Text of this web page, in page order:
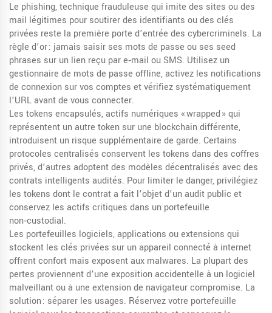
Le phishing,technique frauduleuse qui imite des sites ou des
mail légitimes pour soutirer des identifiants ou des clés
privées reste la première porte d’entrée des cybercriminels. La
règle d’or : jamais saisir ses mots de passe ou ses seed
phrases sur un lien reçu par e‑mail ou SMS. Utilisez un
gestionnaire de mots de passe offline, activez les notifications
de connexion sur vos comptes et vérifiez systématiquement
l’URL avant de vous connecter.
Les tokens encapsulés,actifs numériques « wrapped » qui
représentent un autre token sur une blockchain différente,
introduisent un risque supplémentaire de garde. Certains
protocoles centralisés conservent les tokens dans des coffres
privés, d’autres adoptent des modèles décentralisés avec des
contrats intelligents audités. Pour limiter le danger, privilégiez
les tokens dont le contrat a fait l’objet d’un audit public et
conservez les actifs critiques dans un portefeuille
non‑custodial.
Les portefeuilles logiciels,applications ou extensions qui
stockent les clés privées sur un appareil connecté à internet
offrent confort mais exposent aux malwares. La plupart des
pertes proviennent d’une exposition accidentelle à un logiciel
malveillant ou à une extension de navigateur compromise. La
solution : séparer les usages. Réservez votre portefeuille